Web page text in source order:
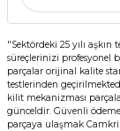
"Sektördeki 25 yılı aşkın
süreçlerinizi profesyonel
parçalar orijinal kalite
testlerinden
kilit mekanizması
günceldir. Güvenli ödeme
parçaya ulaşmak